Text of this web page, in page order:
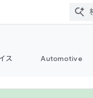
ス Automotive